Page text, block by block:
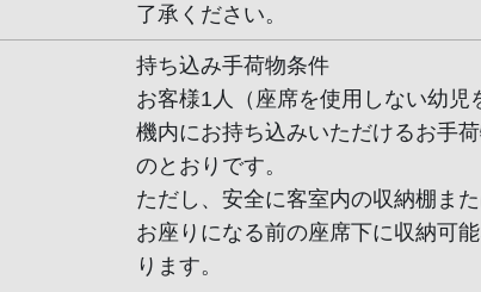
了承ください。
持ち込み手荷物条件
お客様1人（座席を使用しない幼児
機内にお持ち込みいただけるお手
のとおりです。
ただし、安全に客室内の収納棚ま
お座りになる前の座席下に収納可
ります。